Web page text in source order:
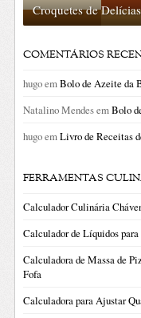
Croquetes de
COMENTÁRIOS
hugoemBolo de Azeite da
Natalino MendesemBolo
hugoemLivro de Receitas
FERRAMENTAS
Calculador Culinária
Calculador de Líquidos
Calculadora de Massa de
Fofa
Calculadora para Ajustar